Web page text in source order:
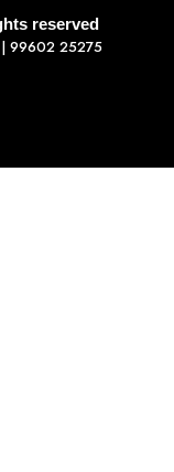
reserved
99602 25275